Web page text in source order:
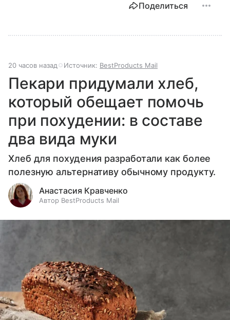
Поделиться
20 часов назад Источник: BestProducts Mail
Пекари придумали хлеб,
который обещает помочь
при похудении: в составе
два вида муки
Хлеб для похудения разработали как более
полезную альтернативу обычному продукту.
Анастасия Кравченко
Автор BestProducts Mail